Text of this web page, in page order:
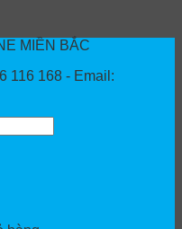
MIỀN BẮC
116 168 - Email: